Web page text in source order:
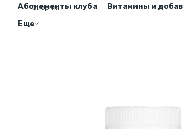
Энергия
Абонементы клуба Витамины и
Еще